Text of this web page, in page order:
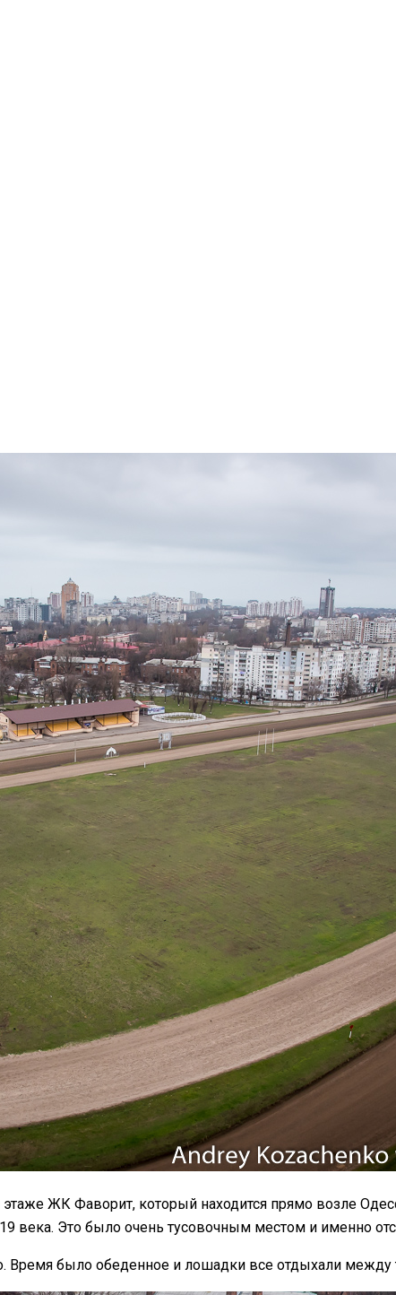
ЖК Фаворит, который находится прямо возле
века. Это было очень тусовочным местом и именно
Время было обеденное и лошадки все отдыхали между